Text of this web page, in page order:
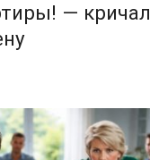
— кричал